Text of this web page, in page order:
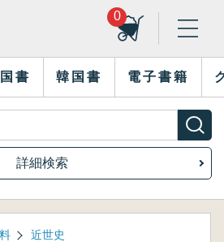
0
書 韓国書 電子書籍
詳細検索
近世史